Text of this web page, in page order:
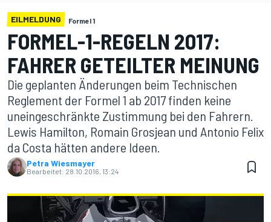
EILMELDUNG Formel 1
FORMEL-1-REGELN 2017:
FAHRER GETEILTER MEINUNG
Die geplanten Änderungen beim Technischen
Reglement der Formel 1 ab 2017 finden keine
uneingeschränkte Zustimmung bei den Fahrern.
Lewis Hamilton, Romain Grosjean und Antonio Felix
da Costa hätten andere Ideen.
Petra Wiesmayer
Bearbeitet: 28.10.2016, 13:24